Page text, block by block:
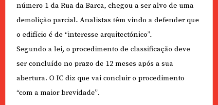
número 1 da Rua da Barca, chegou a ser alvo de uma
demolição parcial. Analistas têm vindo a defender que
o edifício é de “interesse arquitectónico”.
Segundo a lei, o procedimento de classificação deve
ser concluído no prazo de 12 meses após a sua
abertura. O IC diz que vai concluir o procedimento
“com a maior brevidade”.